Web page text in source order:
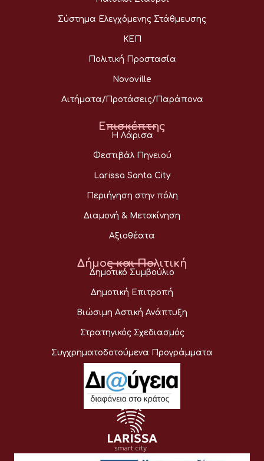
Σύστημα Ελεγχόμενης Στάθμευσης
ΚΕΠ
Πολιτική Προστασία
Novoville
Αιτήματα/Προτάσεις/Παράπονα
Επισκέπτης
Η Λάρισα
Φεστιβάλ Πηνειού
Larissa Santa City
Περιήγηση στην πόλη
Διαμονή & Μετακίνηση
Αξιοθέατα
Δήμος και Πολιτική
Δημοτικό Συμβούλιο
Δημοτική Επιτροπή
Βιώσιμη Αστική Ανάπτυξη
Στρατηγικός Σχεδιασμός
Συγχρηματοδοτούμενα Προγράμματα